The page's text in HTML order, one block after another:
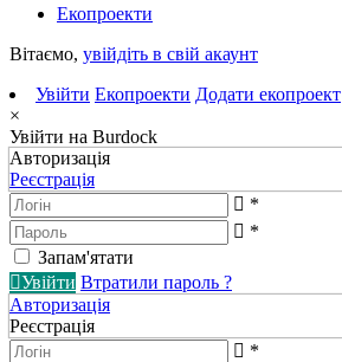
Екопроекти
Вітаємо, увійдіть в свій акаунт
Увійти Екопроекти Додати екопроект
×
Увійти на Burdock
Авторизація
Реєстрація
*
*
Запам'ятати
Увійти Втратили пароль ?
Авторизація
Реєстрація
*